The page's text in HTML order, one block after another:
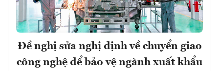
Đề nghị sửa nghị định về chuyển giao
công nghệ để bảo vệ ngành xuất khẩu